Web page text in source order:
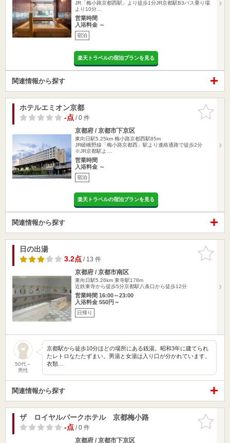
JR「梅小路京都西駅」より徒歩1分JR京都駅B3バス乗り場
より10分…
営業時間
入浴料金 ～
宿泊
楽天トラベルの宿泊プランを見る
関連情報から探す
お気に入
りに追加
ホテルエミオン京都
-点/ 0 件
京都府 / 京都市下京区
東向日駅5.25km 梅小路京都西駅85m
JR嵯峨野線「梅小路京都西」駅より連絡通路で徒歩2分
※JR京都駅よ…
営業時間
入浴料金 ～
宿泊
楽天トラベルの宿泊プランを見る
関連情報から探す
お気に入
りに追加
日の出湯
3.2点/ 13 件
京都府 / 京都市南区
東向日駅5.26km 東寺駅178m
近鉄東寺から徒歩5分京都駅八条口から徒歩12分
営業時間 16:00～23:00
入浴料金 550円～
日帰り
50代～
男性
京都駅から徒歩10分ほどの場所にある銭湯。昭和3年に建てられ
たレトロなたたずまい。男湯と女湯は入り口が分かれています。
衣類…
関連情報から探す
お気に入
りに追加
ザ ロイヤルパークホテル 京都梅小路
-点/ 0 件
京都府 / 京都市下京区